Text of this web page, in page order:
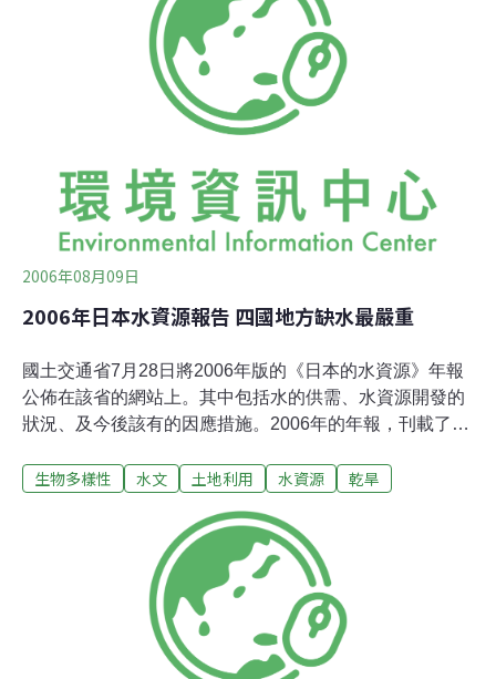
化廚房機器、CO2冷煤熱水器、高效率螢光燈等設備。企
業如想成為補助對象，需引進CO2減量高效率之設備；至
於與同類型的一般設備之間的價差，環境省會補助1/3。這
8件補助案金額約2億6000萬日圓，預估每年CO2削減量約
2006年08月09日
2006年日本水資源報告 四國地方缺水最嚴重
國土交通省7月28日將2006年版的《日本的水資源》年報
公佈在該省的網站上。其中包括水的供需、水資源開發的
狀況、及今後該有的因應措施。2006年的年報，刊載了
有效協助缺水地區的特集報導。2005年的缺水情況，使四
因為在當地平時即展開各種省水工作，如針對將污水再重
複使用於廁所、冷卻用水，及各家庭中設置雨水儲留槽等
作法，均獲得地方政府的補助。 此外，特集報導中指出，
為有效因應缺水情況，有3大個重點：(1)因應缺水的方針
每年需進行調整與確認；(2)計畫性的進行水源的擴充、多
重利用等措施以確保水資源；(3)推廣省水機器、污水再生
生物多樣性 水文 土地利用 水資源 乾旱